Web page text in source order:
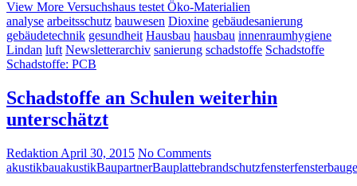
View More Versuchshaus testet Öko-Materialien
analyse arbeitsschutz bauwesen Dioxine gebäudesanierung
gebäudetechnik gesundheit Hausbau hausbau innenraumhygiene
Lindan luft Newsletterarchiv sanierung schadstoffe Schadstoffe
Schadstoffe: PCB
Schadstoffe an Schulen weiterhin
unterschätzt
Redaktion April 30, 2015 No Comments
akustikbauakustikBaupartnerBauplattebrandschutzfensterfensterbau